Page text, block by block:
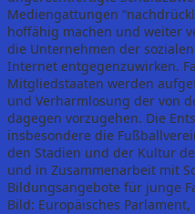
Mediengattungen
hoffähig machen und weiter
die Unternehmen der
Internet entgegenzuwirken.
Mitgliedstaaten werden
und Verharmlosung der von
dagegen vorzugehen. Die
insbesondere die
den Stadien und der Kultur
und in Zusammenarbeit mit
Bildungsangebote für junge
Bild: Europäisches